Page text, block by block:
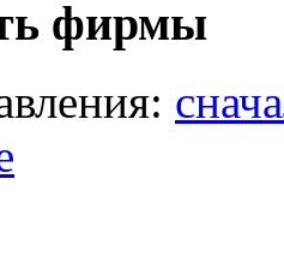
фирмы